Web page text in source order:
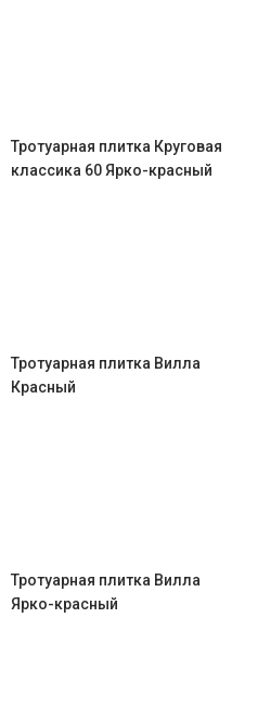
Тротуарная плитка Круговая
классика 60 Ярко-красный
Тротуарная плитка Вилла
Красный
Тротуарная плитка Вилла
Ярко-красный